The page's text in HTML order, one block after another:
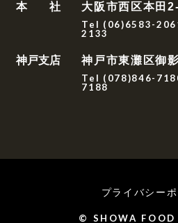
本 社 大阪市西区本田
Tel (06)6583-
2133
神戸支店 神戸市東灘区御
Tel (078)846-
7188
プライバシー
© SHOWA